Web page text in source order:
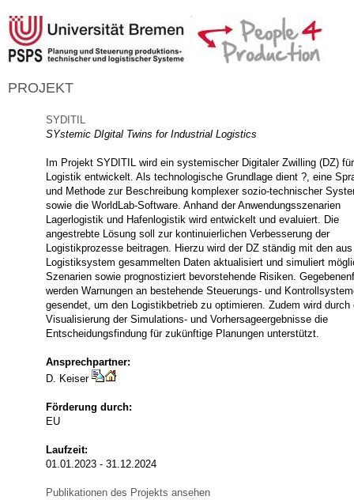
PROJEKT
SYDITIL
SYstemic DIgital Twins for Industrial Logistics
Im Projekt SYDITIL wird ein systemischer Digitaler Zwilling (DZ)
Logistik entwickelt. Als technologische Grundlage dient ?, eine
und Methode zur Beschreibung komplexer sozio-technischer
sowie die WorldLab-Software. Anhand der Anwendungsszenarien
Lagerlogistik und Hafenlogistik wird entwickelt und evaluiert. Die
angestrebte Lösung soll zur kontinuierlichen Verbesserung der
Logistikprozesse beitragen. Hierzu wird der DZ ständig mit den
Logistiksystem gesammelten Daten aktualisiert und simuliert
Szenarien sowie prognostiziert bevorstehende Risiken.
werden Warnungen an bestehende Steuerungs- und
gesendet, um den Logistikbetrieb zu optimieren. Zudem wird durch
Visualisierung der Simulations- und Vorhersageergebnisse die
Entscheidungsfindung für zukünftige Planungen unterstützt.
Ansprechpartner:
D. Keiser
Förderung durch:
EU
Laufzeit:
01.01.2023 - 31.12.2024
Publikationen des Projekts ansehen